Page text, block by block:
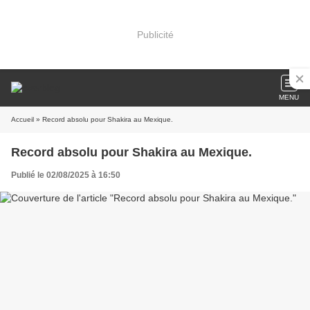
Publicité
MENU
Accueil » Record absolu pour Shakira au Mexique.
Record absolu pour Shakira au Mexique.
Publié le 02/08/2025 à 16:50